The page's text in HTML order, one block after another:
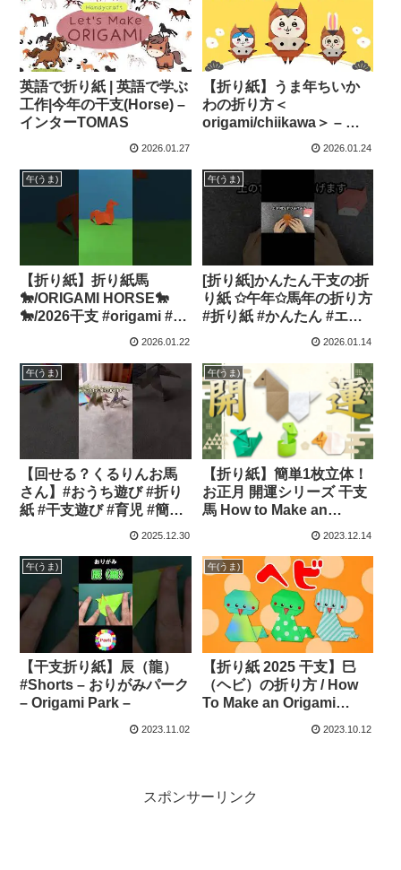
英語で折り紙 | 英語で学ぶ
工作|今年の干支(Horse) –
インターTOMAS
2026.01.27
【折り紙】うま年ちいか
わの折り方＜
origami/chiikawa＞ – ま
こいくチャンネル
2026.01.24
午(うま)
【折り紙】折り紙馬
🐎/ORIGAMI HORSE🐎
🐎/2026干支 #origami #折
り紙 #shorts – HAPEAL
2026.01.22
午(うま)
[折り紙]かんたん干支の折
り紙 ✩午年✩馬年の折り方
#折り紙 #かんたん #エコ
#馬年 #干支 #午年 – 保育
ル
2026.01.14
午(うま)
【回せる？くるりんお馬
さん】#おうち遊び #折り
紙 #干支遊び #育児 #簡単
工作 – ねる 4歳からのわく
2025.12.30
午(うま)
【折り紙】簡単1枚立体！
お正月 開運シリーズ 干支
馬 How to Make an
Origaml Horse ※With
おりがみ らぼ（ORIGAMI
Lab）
2023.12.14
午(うま)
【干支折り紙】辰（龍）
#Shorts – おりがみパーク
– Origami Park –
2023.11.02
午(うま)
【折り紙 2025 干支】巳
（ヘビ）の折り方 / How
To Make an Origami
2023.10.12
スポンサーリンク